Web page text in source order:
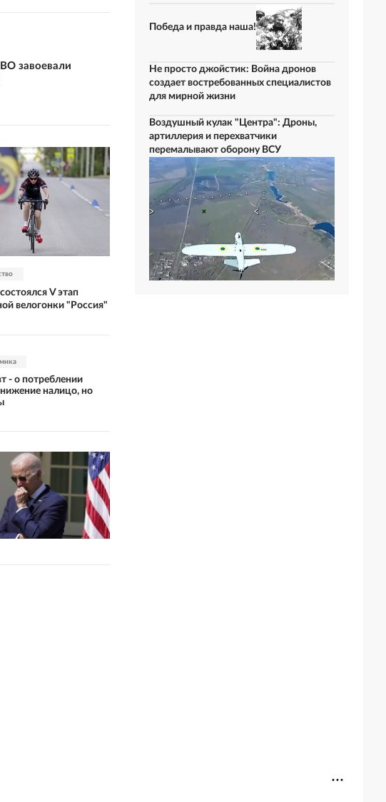
завоевали
V этап
велогонки "Россия"
- о потреблении
налицо, но
Победа и правда наша!
Не просто джойстик: Война дронов
создает востребованных специалистов
для мирной жизни
Воздушный кулак "Центра": Дроны,
артиллерия и перехватчики
перемалывают оборону ВСУ